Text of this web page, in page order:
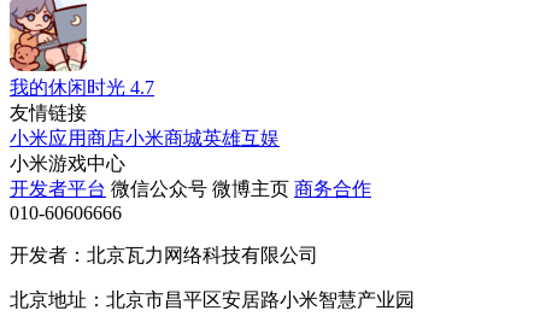
我的休闲时光 4.7
友情链接
小米应用商店小米商城英雄互娱
小米游戏中心
开发者平台 微信公众号 微博主页 商务合作
010-60606666
开发者：北京瓦力网络科技有限公司
北京地址：北京市昌平区安居路小米智慧产业园